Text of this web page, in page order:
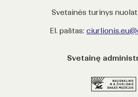
Svetainės turinys
El. paštas:
Svetainę